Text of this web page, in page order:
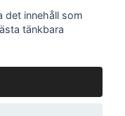
det innehåll som
tänkbara